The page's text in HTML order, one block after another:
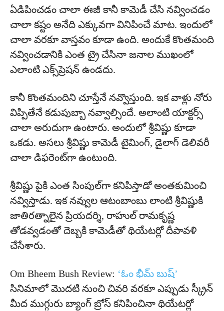
ఏడిపించడం చాలా ఈజీ కానీ కామెడీ చేసి నవ్వించడం
చాలా కష్టం అనేది ఎక్కువగా వినిపించే మాట. ఇందులో
చాలా వరకూ వాస్తవం కూడా ఉంది. అందుకే కొంతమంది
నవ్వించడానికి ఎంత ట్రై చేసినా జనాల ముఖంలో
ఎలాంటి ఎక్స్‌ప్రెషన్ ఉండదు.
కానీ కొంతమందిని చూస్తేనే నవ్వొస్తుంది. ఇక వాళ్లు నోరు
విప్పితేనే కడుపుబ్బా నవ్వాల్సిందే. అలాంటి యాక్టర్స్
చాలా అరుదుగా ఉంటారు. అందులో శ్రీవిష్ణు కూడా
ఒకడు. అసలు శ్రీవిష్ణు కామెడీ టైమింగ్‌, డైలాగ్ డెలివరీ
చాలా డిఫరెంట్‌గా ఉంటుంది.
శ్రీవిష్ణు పైకి ఎంత సింపుల్‌గా కనిపిస్తాడో అంతకుమించి
నవ్విస్తాడు. ఇక నవ్వుల ఆటంబాంబు లాంటి శ్రీవిష్ణుకి
జాతిరత్నాలైన ప్రియదర్శి, రాహుల్ రామకృష్ణ
తోడవ్వడంతో దెబ్బకి కామెడీతో థియేటర్లో దీపావళి
చేసేశారు.
Om Bheem Bush Review: ‘ఓం భీమ్ బుష్’
సినిమాలో మొదటి నుంచి చివరి వరకూ ఎప్పుడు స్క్రీన్
మీద ముగ్గురు బ్యాంగ్ బ్రోస్ కనిపించినా థియేటర్లో